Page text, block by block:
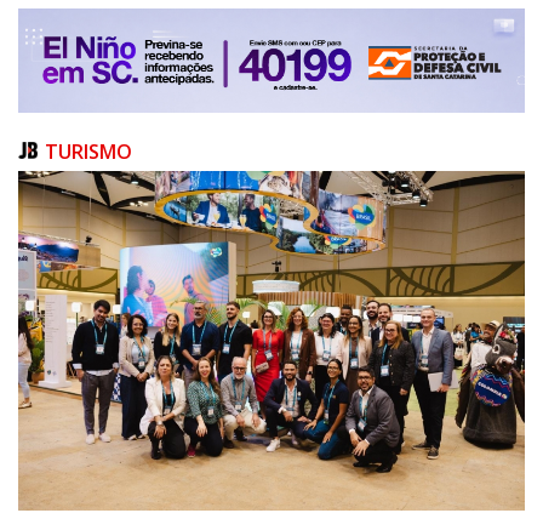
JORNAIS
PUBLICAÇÕES LEGAIS
CONTATO
TURISMO